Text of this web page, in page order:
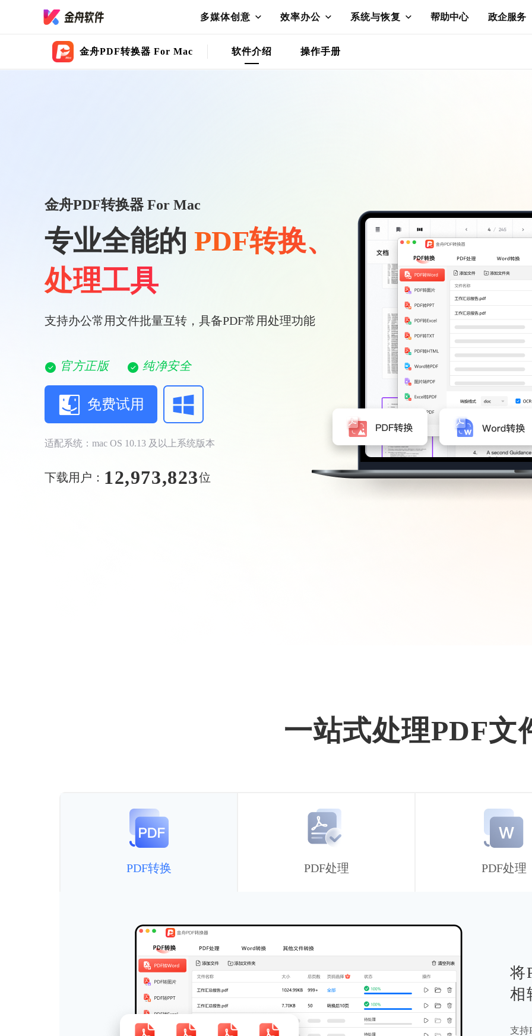
多媒体创意 效率办公 系统与恢复 帮助中心 政企服务
金舟PDF转换器 For Mac 软件介绍 操作手册
金舟PDF转换器 For Mac
专业全能的 PDF转换、
处理工具
支持办公常用文件批量互转，具备PDF常用处理功能
官方正版 纯净安全
免费试用
适配系统：mac OS 10.13 及以上系统版本
下载用户： 12,973,823位
一站式处理PDF文
PDF转换 PDF处理 PDF处理
支
批量